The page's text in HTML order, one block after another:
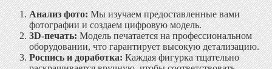
Анализ фото:Мы изучаем предоставленные вами
фотографии и создаем цифровую модель.
3D-печать:Модель печатается на профессиональном
оборудовании, что гарантирует высокую детализацию.
Роспись и доработка:Каждая фигурка тщательно